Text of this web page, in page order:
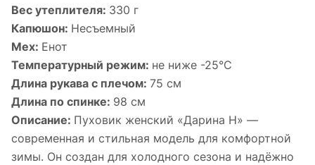
Вес утеплителя: 330 г
Капюшон: Несъемный
Мех: Енот
Температурный режим: не ниже -25°С
Длина рукава с плечом: 75 см
Длина по спинке: 98 см
Описание: Пуховик женский «Дарина Н» —
современная и стильная модель для комфортной
зимы. Он создан для холодного сезона и надёжно